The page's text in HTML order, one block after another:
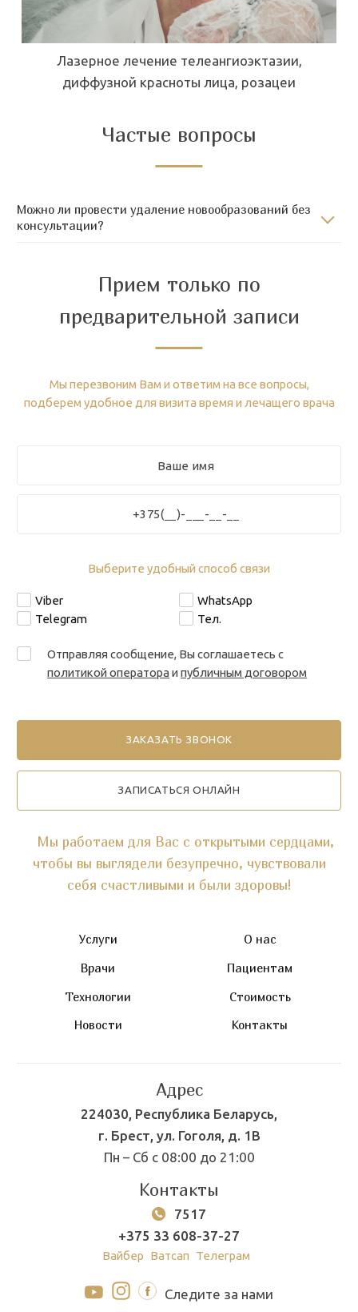
розацеи
Лазерное омоложение
Частые вопросы
Можно ли провести удаление новообразований без
консультации?
Прием только по
предварительной записи
Мы перезвоним Вам и ответим на все вопросы,
подберем удобное для визита время и лечащего врача
Выберите удобный способ связи
Viber
WhatsApp
Telegram
Тел.
Отправляя сообщение, Вы соглашаетесь с
политикой оператораипубличным договором
ЗАПИСАТЬСЯ ОНЛАЙН
Мы работаем для Вас с открытыми сердцами,
чтобы вы выглядели безупречно, чувствовали
себя счастливыми и были здоровы!
Услуги О нас
Врачи Пациентам
Технологии Стоимость
Новости Контакты
Адрес
224030, Республика Беларусь,
г. Брест, ул. Гоголя, д. 1В
Пн – Сб с 08:00 до 21:00
Контакты
+375 33 608-37-27
Вайбер Ватсап Телеграм
7517
Следите за нами